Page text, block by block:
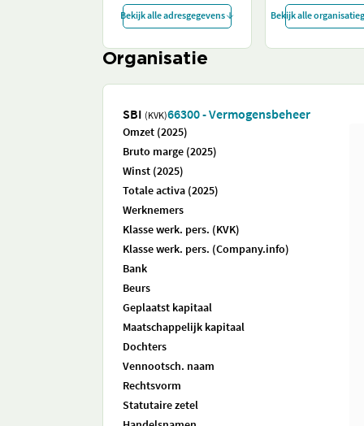
Bekijk alle adresgegevens Bekijk alle
Organisatie
SBI (KVK)66300 - Vermogensbeheer
Omzet (2025)
Bruto marge (2025)
Winst (2025)
Totale activa (2025)
Werknemers
Klasse werk. pers. (KVK)
Klasse werk. pers. (Company.info)
Bank
Beurs
Geplaatst kapitaal
Maatschappelijk kapitaal
Dochters
Vennootsch. naam
Rechtsvorm
Statutaire zetel